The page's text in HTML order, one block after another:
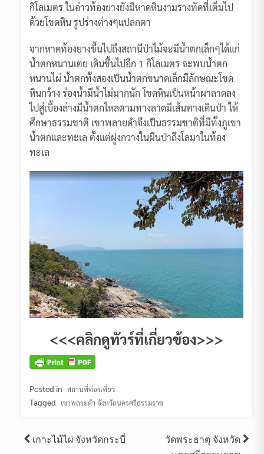
กิโลเมตร ในอ่าวท้องยางยังมีหาดหินงามรางทัดที่เต็มไป
ด้วยโขดหิน รูปร่างต่างๆแปลกตา
จากหาดท้องยางขึ้นไปถึงสถานีป่าไม้จะมีน้ำตกเล็กๆได้แก่
น้ำตกหนานเตย เดินขึ้นไปอีก 1 กิโลเมตร จะพบน้ำตก
หนานไผ่ น้ำตกทั้งสองเป็นน้ำตกขนาดเล็กมีลักษณะโขด
หินกว้าง ร่องน้ำมีน้ำไม่มากนัก โขดหินเป็นหน้าผาลาดลง
ไปสู่เบื้องล่างมีน้ำตกไหลตามทางลาดมีเส้นทางเดินป่า ให้
ศึกษาธรรมชาติ เขาพลายดำจึงเป็นธรรมชาติที่มีทั้งภูเขา
น้ำตกและทะเล ตั้งแต่ฝูงกวางในผืนป่าถึงโลมาในท้อง
ทะเล
<<<คลิกดูทัวร์ที่เกี่ยวข้อง>>>
Posted in สถานที่ท่องเที่ยว
Tagged เขาพลายดำ จังหวัดนครศรีธรรมราช
Post
เกาะไม้ไผ่ จังหวัดกระบี่
วัดพระธาตุ จังหวัด